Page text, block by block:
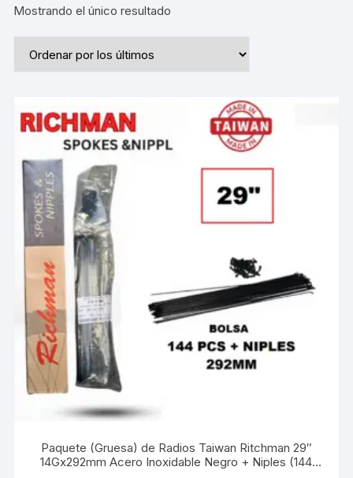
Mostrando el único resultado
Paquete (Gruesa) de Radios Taiwan Ritchman 29″
14Gx292mm Acero Inoxidable Negro + Niples (144